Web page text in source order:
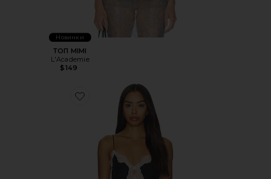
Новинки
ТОП MIMI
L'Academie
$149
Favorite ТОП RHEA